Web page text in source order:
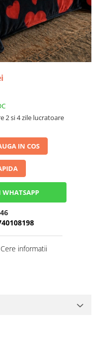
2 si 4 zile lucratoare
IN COS
informatii